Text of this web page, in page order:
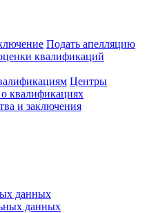
Подать апелляцию
квалификаций
Центры
квалификациях
и заключения
данных
данных